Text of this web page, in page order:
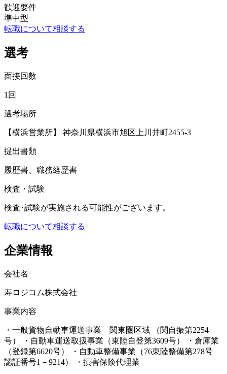
歓迎要件
準中型
転職について相談する
選考
面接回数
1回
選考場所
【横浜営業所】 神奈川県横浜市旭区上川井町2455-3
提出書類
履歴書、職務経歴書
検査・試験
検査･試験が実施される可能性がございます。
転職について相談する
企業情報
会社名
寿ロジコム株式会社
事業内容
・一般貨物自動車運送事業 関東圏区域 （関自振第2254
号） ・自動車運送取扱事業（東陸自登第3609号） ・倉庫業
（登録第6620号） ・自動車整備事業（76東陸整備第278号
認証番号1－9214） ・損害保険代理業